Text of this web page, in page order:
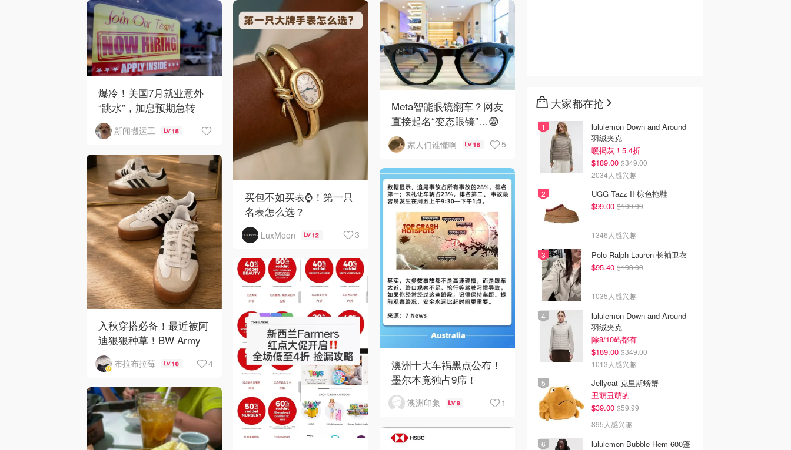
爆冷！美国7月就业意外
“跳水”，加息预期急转
弯！
新闻搬运工 15
买包不如买表⌚️！第一只
名表怎么选？
LuxMoon 12 3
Meta智能眼镜翻车？网友
直接起名“变态眼镜”…😨
家人们谁懂啊 16 5
入秋穿搭必备！最近被阿
迪狠狠种草！BW Army
和 Sambae 值得拥有！
布拉布拉莓 10 4
澳洲十大车祸黑点公布！
墨尔本竟独占9席！
澳洲印象 9 1
大家都在抢
lululemon Down and Around
羽绒夹克
暖揭灰！5.4折
$189.00 $349.00
2034人感兴趣
UGG Tazz II 棕色拖鞋
$99.00 $199.99
1346人感兴趣
Polo Ralph Lauren 长袖卫衣
$95.40 $193.00
1035人感兴趣
lululemon Down and Around
羽绒夹克
除8/10码都有
$189.00 $349.00
1013人感兴趣
Jellycat 克里斯螃蟹
丑萌丑萌的
$39.00 $59.99
895人感兴趣
lululemon Bubble-Hem 600蓬